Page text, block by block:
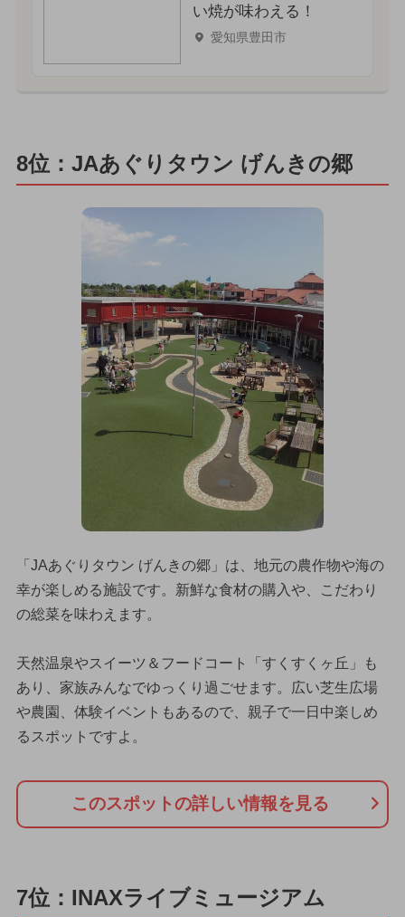
い焼が味わえる！
愛知県豊田市
8位：JAあぐりタウン げんきの郷
「JAあぐりタウン げんきの郷」は、地元の農作物や海の
幸が楽しめる施設です。新鮮な食材の購入や、こだわり
の総菜を味わえます。
天然温泉やスイーツ＆フードコート「すくすくヶ丘」も
あり、家族みんなでゆっくり過ごせます。広い芝生広場
や農園、体験イベントもあるので、親子で一日中楽しめ
るスポットですよ。
このスポットの詳しい情報を見る
7位：INAXライブミュージアム